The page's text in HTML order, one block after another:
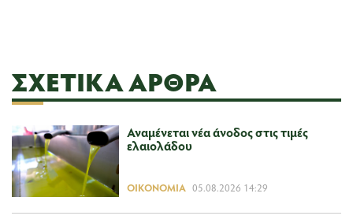
ΣΧΕΤΙΚΆ ΆΡΘΡΑ
Αναμένεται νέα άνοδος στις τιμές
ελαιολάδου
ΟΙΚΟΝΟΜΊΑ 05.08.2026 14:29